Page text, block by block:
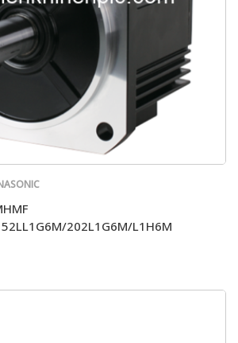
202L1G6M/L1H6M